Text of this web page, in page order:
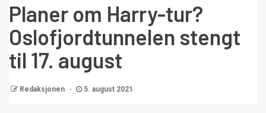
Planer om Harry-tur?
Oslofjordtunnelen stengt
til 17. august
Redaksjonen 5. august 2021